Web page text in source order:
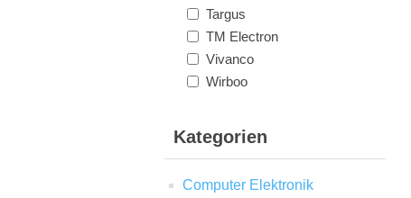
Targus
TM Electron
Vivanco
Wirboo
Kategorien
Computer Elektronik